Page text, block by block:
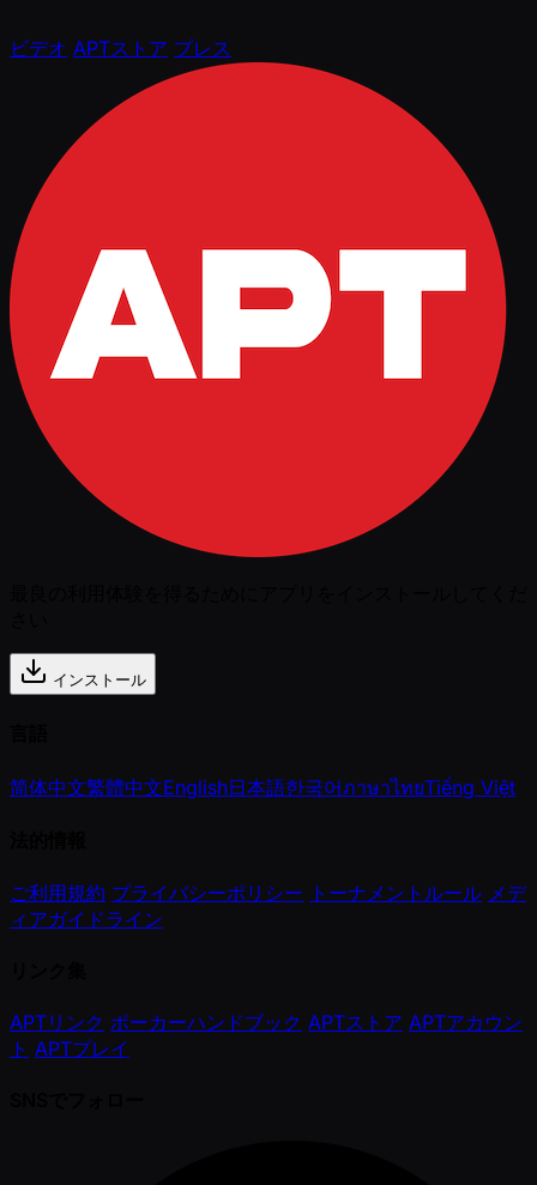
ビデオ APTストア プレス
インストール
简体中文繁體中文English日本語한국어ภาษาไทยTiếng Việt
ご利用規約 プライバシーポリシー トーナメントルール メデ
ィアガイドライン
APTリンク ポーカーハンドブック APTストア APTアカウン
ト APTプレイ